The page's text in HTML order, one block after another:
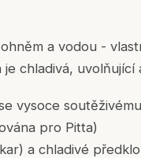
a vodou -
chladivá, uvolňující
vysoce
pro Pitta)
a chladivé